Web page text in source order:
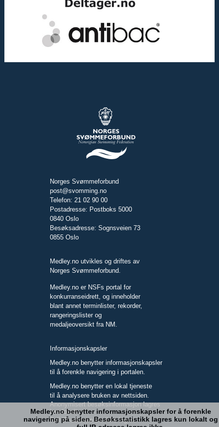
Norges Svømmeforbund
post@svomming.no
Telefon: 21 02 90 00
Postadresse: Postboks 5000
0840 Oslo
Besøksadresse: Sognsveien 73
0855 Oslo
Medley.no utvikles og driftes av
Norges Svømmeforbund.
Medley.no er NSFs portal for
konkurranseidrett, og inneholder
blant annet terminlister, rekorder,
rangeringslister og
medaljeoversikt fra NM.
Informasjonskapsler
Medley.no benytter informasjonskapsler
til å forenkle navigering i portalen.
Medley.no benytter en lokal tjeneste
til å analysere bruken av nettsiden.
Anonymisert besøksinformasjon lagres
kun lokalt.
Full IP-adresse blir ikke lagret.
Medley.no benytter informasjonskapsler for å forenkle
navigering på siden. Besøksstatistikk lagres kun lokalt og